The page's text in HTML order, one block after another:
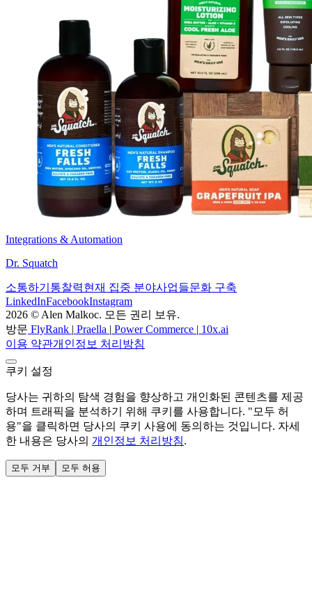
Integrations & Automation
Dr. Squatch
소통하기 통찰력현재 집중 분야사업들문화 구축
LinkedInFacebookInstagram
2026 © Alen Malkoc. 모든 권리 보유.
방문 FlyRank | Praella | Power Commerce | 10x.ai
이용 약관개인정보 처리방침
쿠키 설정
당사는 귀하의 탐색 경험을 향상하고 개인화된 콘텐츠를 제공
하며 트래픽을 분석하기 위해 쿠키를 사용합니다. "모두 허
용"을 클릭하면 당사의 쿠키 사용에 동의하는 것입니다. 자세
한 내용은 당사의 개인정보 처리방침.
모두 거부 모두 허용